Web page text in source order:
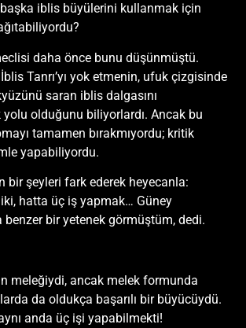
başka iblis büyülerini kullanmak için
daha önce bunu düşünmüştü.
Tanrı’yı yok etmenin, ufuk çizgisinde
saran iblis dalgasını
yolu olduğunu biliyorlardı. Ancak bu
tamamen bırakmıyordu; kritik
yapabiliyordu.
bir şeyleri fark ederek heyecanla:
hatta üç iş yapmak… Güney
benzer bir yetenek görmüştüm, dedi.
meleğiydi, ancak melek formunda
da oldukça başarılı bir büyücüydü.
anda üç işi yapabilmekti!